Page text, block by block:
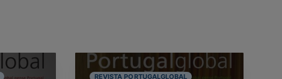
REVISTA PORTUGALGLOBAL